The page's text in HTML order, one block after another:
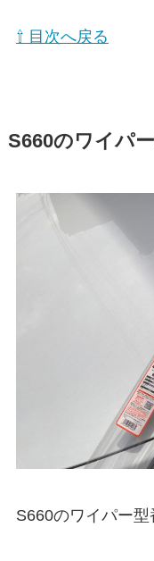
⇧ 目次へ戻る
S660のワイパ
S660のワイパー型